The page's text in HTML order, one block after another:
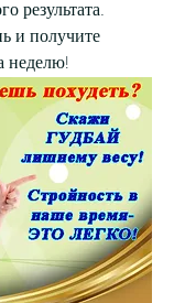
результата.
и получите
неделю!